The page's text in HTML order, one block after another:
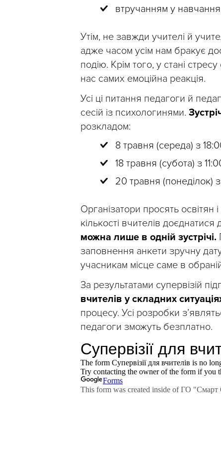
втручанням у
Утім, не завжди учителі й
адже часом усім нам бракує
подію. Крім того, у стані
нас самих емоційна реакція.
Усі ці питання педагоги й
сесій із психологинями.
розкладом:
8 травня (середа) з
18 травня (субота) з
20 травня (понеділок)
Організатори просять освітян
кількості вчителів доєднатися
можна лише в одній зустрічі.
заповнення анкети зручну
учасникам місце саме в
За результатами супервізій
вчителів у складних
процесу. Усі розробки
педагоги зможуть безплатно.